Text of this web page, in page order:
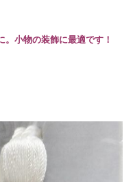
小物の装飾に最適です！